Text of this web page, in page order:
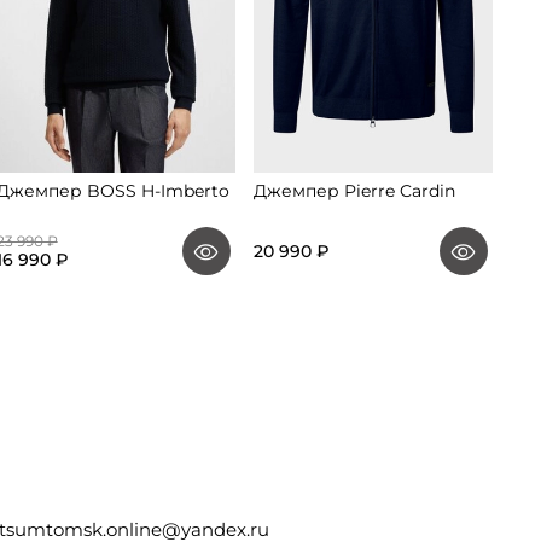
BOSS H-Imberto
990 ₽
990 ₽
Джемпер Pierre Cardin
20 990 ₽
tsumtomsk.online@yandex.ru